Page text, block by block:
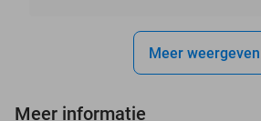
Meer weergeven
Meer informatie